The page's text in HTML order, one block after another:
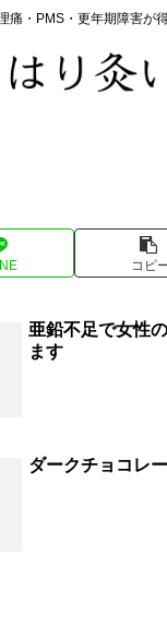
痛・PMS・更年期障害が
コピ
亜鉛不足で女性
ます
ダークチョコレ